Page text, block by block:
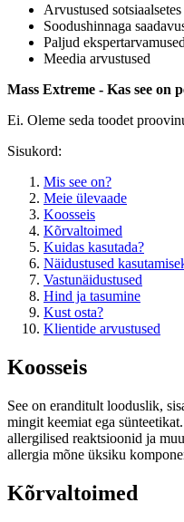
Arvustused
Soodushinnaga
Paljud ekspertarvamused
Meedia arvustused
Mass Extreme - Kas see on
Ei. Oleme seda toodet
Sisukord:
Mis see on?
Meie ülevaade
Koosseis
Kõrvaltoimed
Kuidas kasutada?
Näidustused
Vastunäidustused
Hind ja tasumine
Kust osta?
Klientide arvustused
Koosseis
See on eranditult looduslik,
mingit keemiat ega
allergilised reaktsioonid ja
allergia mõne üksiku
Kõrvaltoimed